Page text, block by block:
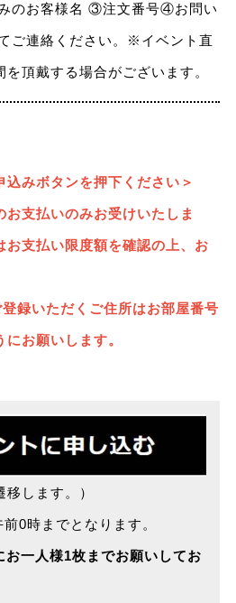
のお客様名 ③注文番号④お問い
ご連絡ください。※イベント直
頂戴する場合がございます。
込みボタンを押下ください＞
お支払いのみお受けいたしま
お支払い限度額を確認の上、お
録いただくご住所はお部屋番号
お願いします。
します。）
0時までとなります。
一人様1枚までお願いしてお